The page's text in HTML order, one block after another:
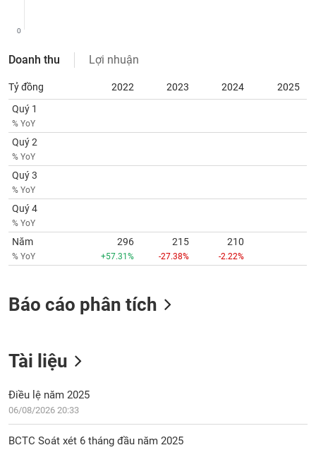
0
Doanh thu Lợi nhuận
Tỷ đồng 2022 2023 2024
2025
Quý 1
% YoY
Quý 2
% YoY
Quý 3
% YoY
Quý 4
% YoY
Năm
% YoY
296
+57.31%
215
-27.38%
210
-2.22%
Báo cáo phân tích
Tài liệu
Điều lệ năm 2025
06/08/2026 20:33
BCTC Soát xét 6 tháng đầu năm 2025
liệu
chính